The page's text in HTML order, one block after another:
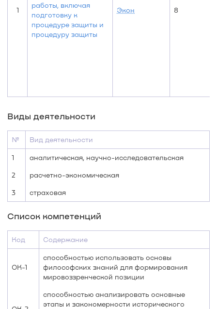
1
работы, включая
подготовку к
процедуре защиты и
процедуру защиты
Экон 8
Виды деятельности
№ Вид деятельности
1 аналитическая, научно-исследовательская
2 расчетно-экономическая
3 страховая
Список компетенций
Код Содержание
ОК-1
способностью использовать основы
философских знаний для формирования
мировоззренческой позиции
способностью анализировать основные
этапы и закономерности исторического